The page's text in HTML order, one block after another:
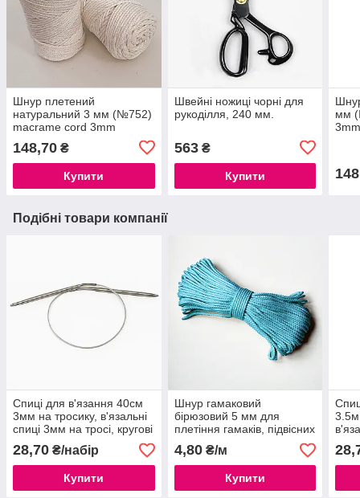
Шнур плетений
натуральний 3 мм (№752)
macrame cord 3mm
бавовняні для макраме
148,70 ₴
Купити
Швейні ножиці чорні для
рукоділля, 240 мм.
563₴
Купити
мм
Подібні товари компанії
Спиці для в'язання 40см
3мм на тросику, в'язальні
спиці 3мм на тросі, кругові
металеві спиці
28,70 ₴/набір
Купити
Шнур гамаковий
бірюзовий 5 мм для
плетіння гамаків, підвісних
крісел, гойдалок.
4,80₴/м
Купити